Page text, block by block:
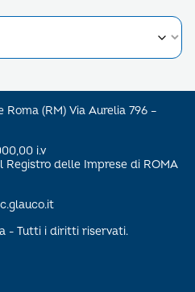
Roma (RM) Via Aurelia 796 –
i.v
Registro delle Imprese di ROMA
- Tutti i diritti riservati.